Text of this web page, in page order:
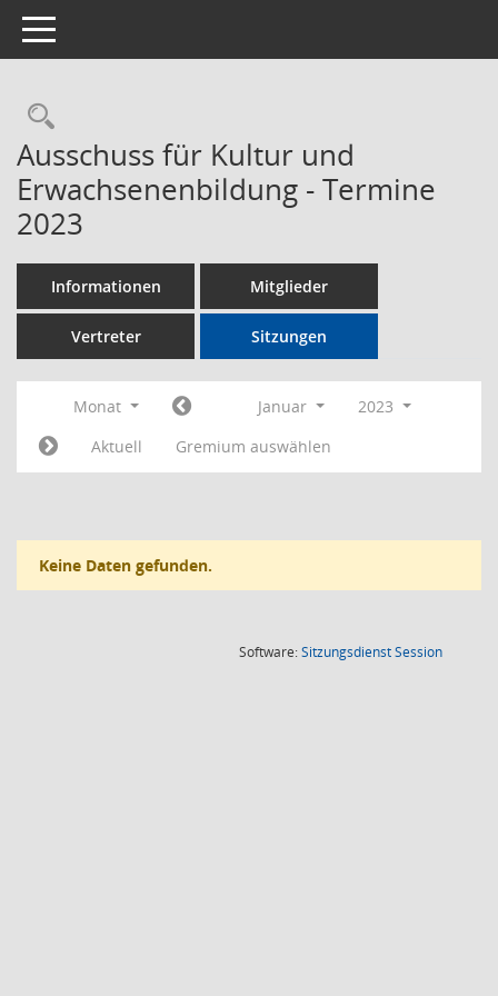
Toggle navigation
Rechercheauswahl
Ausschuss für Kultur und
Erwachsenenbildung - Termine
2023
Informationen Mitglieder
Vertreter Sitzungen
Monat Januar
2023
Aktuell
Gremium auswählen
Keine Daten gefunden.
Software:SitzungsdienstSession(Wird in